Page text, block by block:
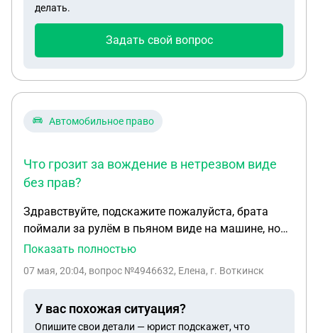
делать.
Задать свой вопрос
Автомобильное право
Что грозит за вождение в нетрезвом виде
без прав?
Здравствуйте, подскажите пожалуйста, брата
поймали за рулём в пьяном виде на машине, но
машина по наследству его, а прав у него нет.
получал.Что ему грозит, какое наказание и
Показать полностью
07 мая, 20:04, вопрос №4946632, Елена, г. Воткинск
У вас похожая ситуация?
Опишите свои детали — юрист подскажет, что